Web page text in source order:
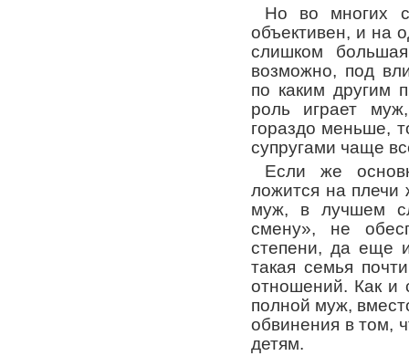
Но во многих
объективен, и на
слишком
возможно, под
по каким другим
роль играет
гораздо меньше,
супругами чаще
Если же
ложится на
муж, в лучшем
смену», не
степени, да еще
такая семья
отношений. Как и
полной муж,
обвинения в том,
детям.